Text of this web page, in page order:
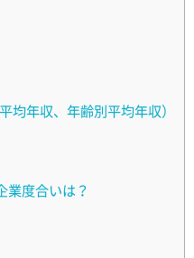
均年収、年齢別平均年収）
業度合いは？